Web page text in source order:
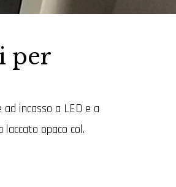
per
incasso a LED e a
opaco col.